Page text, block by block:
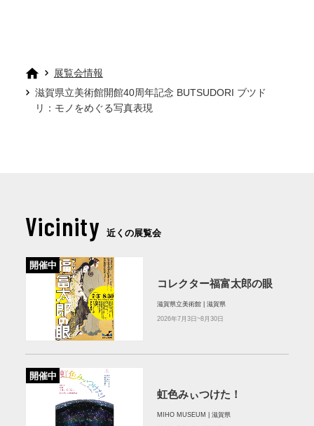
展覧会情報
滋賀県立美術館開館40周年記念 BUTSUDORI ブツド
リ：モノをめぐる写真表現
Vicinity 近くの展覧会
開催中
コレクター福富太郎の眼
滋賀県立美術館 | 滋賀県
2026年7月3日~8月30日
開催中
虹色みぃつけた！
MIHO MUSEUM | 滋賀県